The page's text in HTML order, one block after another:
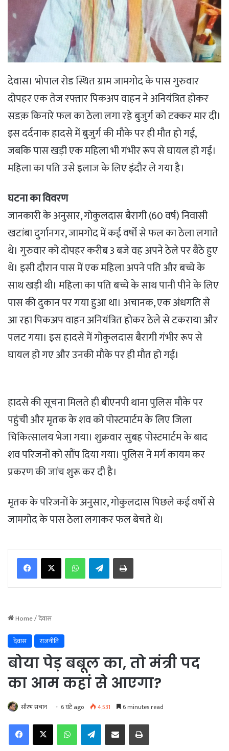
देवास। भोपाल रोड स्थित ग्राम जामगोद के पास गुरुवार
दोपहर एक तेज रफ्तार पिकअप वाहन ने अनियंत्रित होकर
सडक़ किनारे फल का ठेला लगा रहे बुजुर्ग को टक्कर मार दी।
इस दर्दनाक हादसे में बुजुर्ग की मौके पर ही मौत हो गई,
जबकि पास खड़ी एक महिला भी गंभीर रूप से घायल हो गई।
महिला का पति उसे इलाज के लिए इंदौर ले गया है।
घटना का विवरण
जानकारी के अनुसार, गोकुलदास बैरागी (60 वर्ष) निवासी
खटांबा दुर्गानगर, जामगोद में कई वर्षों से फल का ठेला लगाते
थे। गुरुवार को दोपहर करीब 3 बजे वह अपने ठेले पर बैठे हुए
थे। इसी दौरान पास में एक महिला अपने पति और बच्चे के
साथ खड़ी थी। महिला का पति बच्चे के साथ पानी पीने के लिए
पास की दुकान पर गया हुआ था। अचानक, एक अंधगति से
आ रहा पिकअप वाहन अनियंत्रित होकर ठेले से टकराया और
पलट गया। इस हादसे में गोकुलदास बैरागी गंभीर रूप से
घायल हो गए और उनकी मौके पर ही मौत हो गई।
हादसे की सूचना मिलते ही बीएनपी थाना पुलिस मौके पर
पहुंची और मृतक के शव को पोस्टमार्टम के लिए जिला
चिकित्सालय भेजा गया। शुक्रवार सुबह पोस्टमार्टम के बाद
शव परिजनों को सौंप दिया गया। पुलिस ने मर्ग कायम कर
प्रकरण की जांच शुरू कर दी है।
मृतक के परिजनों के अनुसार, गोकुलदास पिछले कई वर्षों से
जामगोद के पास ठेला लगाकर फल बेचते थे।
WhatsAppTelegramPrint